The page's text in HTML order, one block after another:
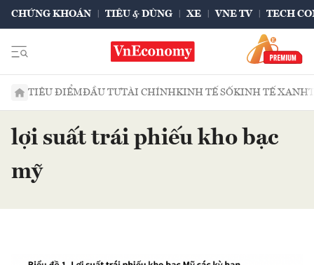
CHỨNG KHOÁN TIÊU & DÙNG XE VNE TV TECH
TIÊU ĐIỂMĐẦU TƯTÀI CHÍNHKINH TẾ SỐKINH TẾ XANH
lợi suất trái phiếu kho bạc
mỹ